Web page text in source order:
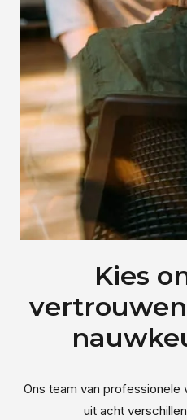
Kies
Ons team van professionele
uit acht